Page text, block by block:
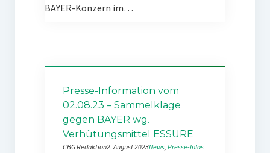
BAYER-Konzern im…
Presse-Information vom
02.08.23 – Sammelklage
gegen BAYER wg.
Verhütungsmittel ESSURE
CBG Redaktion2. August 2023News, Presse-Infos